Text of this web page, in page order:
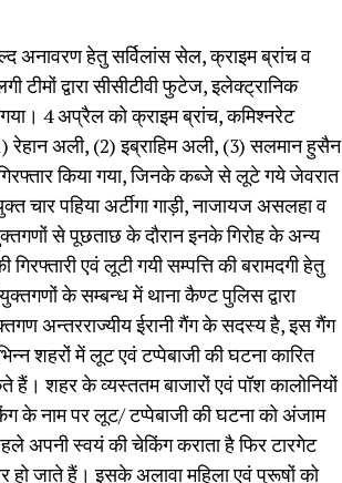
अनावरण हेतु सर्विलांस सेल, क्राइम ब्रांच व
द्वारा सीसीटीवी फुटेज, इलेक्ट्रानिक
गया। 4 अप्रैल को क्राइम ब्रांच, कमिश्नरेट
रेहान अली, (2) इब्राहिम अली, (3) सलमान हुसैन
किया गया, जिनके कब्जे से लूटे गये जेवरात
पहिया अर्टीगा गाड़ी, नाजायज असलहा व
से पूछताछ के दौरान इनके गिरोह के अन्य
एवं लूटी गयी सम्पत्ति की बरामदगी हेतु
के सम्बन्ध में थाना कैण्ट पुलिस द्वारा
अन्तरराज्यीय ईरानी गैंग के सदस्य है, इस गैंग
शहरों में लूट एवं टप्पेबाजी की घटना कारित
शहर के व्यस्ततम बाजारों एवं पॉश कालोनियों
के नाम पर लूट/ टप्पेबाजी की घटना को अंजाम
अपनी स्वयं की चेकिंग कराता है फिर टारगेट
जाते हैं। इसके अलावा महिला एवं पुरूषों को